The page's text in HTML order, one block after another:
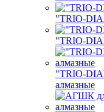
"TRIO-
"TRIO-
"TRIO-
алмазные